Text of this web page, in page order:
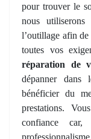
pour trouver le
nous
l’outillage afin
toutes vos
réparation de
dépanner
bénéficier du
prestations.
confiance